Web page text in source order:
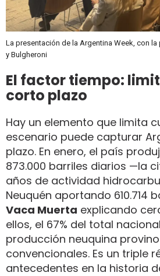
La presentación de la Argentina Week, con
y Bulgheroni
El factor tiempo:
corto plazo
Hay un elemento que limita
escenario puede capturar
plazo. En enero, el país
873.000 barriles diarios —la
años de actividad
Neuquén aportando 610.714
Vaca Muerta explicando
ellos, el 67% del total
producción neuquina
convencionales. Es un triple
antecedentes en la historia